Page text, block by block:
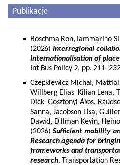
Publikacje
Boschma Ron, Iammarino
(2026) Interregional
internationalisation of
Int Bus Policy 9, pp.
Czepkiewicz Michał,
Willberg Elias, Kilian Lena,
Dick, Gosztonyi Ákos,
Sanna, Jacobson Lisa,
Dawid, Dillman Kevin,
(2026) Sufficient mobility
Research agenda for
frameworks and
research. Transportation